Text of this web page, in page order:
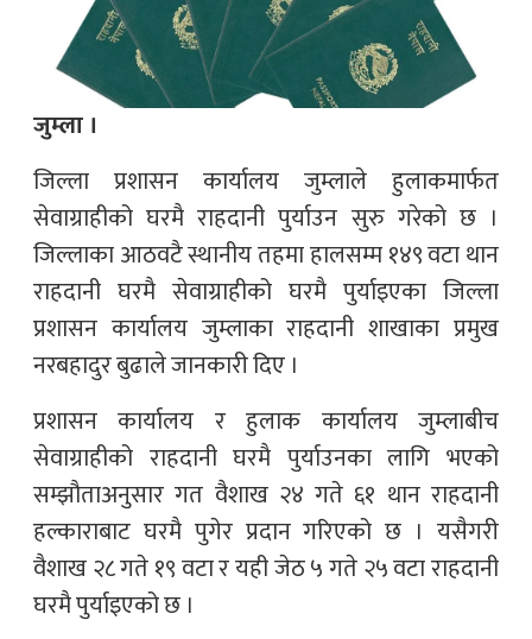
जुम्ला ।
जिल्ला प्रशासन कार्यालय जुम्लाले हुलाकमार्फत
सेवाग्राहीको घरमै राहदानी पुर्याउन सुरु गरेको छ ।
जिल्लाका आठवटै स्थानीय तहमा हालसम्म १४९ वटा थान
राहदानी घरमै सेवाग्राहीको घरमै पुर्याइएका जिल्ला
प्रशासन कार्यालय जुम्लाका राहदानी शाखाका प्रमुख
नरबहादुर बुढाले जानकारी दिए ।
प्रशासन कार्यालय र हुलाक कार्यालय जुम्लाबीच
सेवाग्राहीको राहदानी घरमै पुर्याउनका लागि भएको
सम्झौताअनुसार गत वैशाख २४ गते ६१ थान राहदानी
हल्काराबाट घरमै पुगेर प्रदान गरिएको छ । यसैगरी
वैशाख २८ गते १९ वटा र यही जेठ ५ गते २५ वटा राहदानी
घरमै पुर्याइएको छ ।